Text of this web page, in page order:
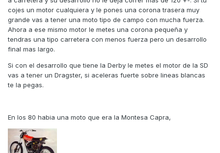
cojes un motor cualquiera y le pones una corona trasera muy
grande vas a tener una moto tipo de campo con mucha fuerza.
Ahora a ese mismo motor le metes una corona pequeña y
tendras una tipo carretera con menos fuerza pero un desarrollo
final mas largo.
Si con el desarrollo que tiene la Derby le metes el motor de la SD
vas a tener un Dragster, si aceleras fuerte sobre lineas blancas
te la pegas.
En los 80 habia una moto que era la Montesa Capra,